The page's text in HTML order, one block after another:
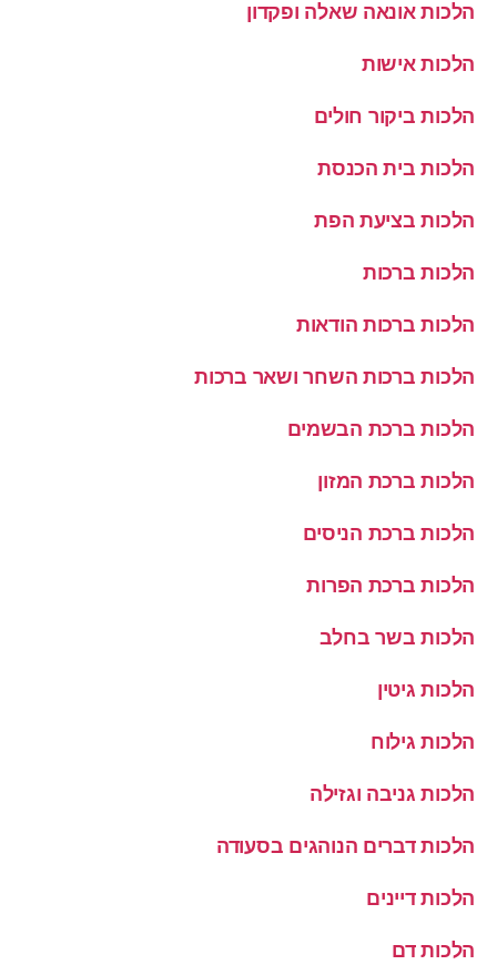
הלכות אונאה שאלה ופקדון
הלכות אישות
הלכות ביקור חולים
הלכות בית הכנסת
הלכות בציעת הפת
הלכות ברכות
הלכות ברכות הודאות
הלכות ברכות השחר ושאר ברכות
הלכות ברכת הבשמים
הלכות ברכת המזון
הלכות ברכת הניסים
הלכות ברכת הפרות
הלכות בשר בחלב
הלכות גיטין
הלכות גילוח
הלכות גניבה וגזילה
הלכות דברים הנוהגים בסעודה
הלכות דיינים
הלכות דם